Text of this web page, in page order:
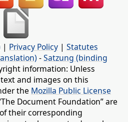
| Privacy Policy | Statutes
-Satzung (binding
information: Unless
and images on this
the Mozilla Public License
Document Foundation” are
their corresponding